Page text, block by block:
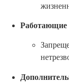
Работающие